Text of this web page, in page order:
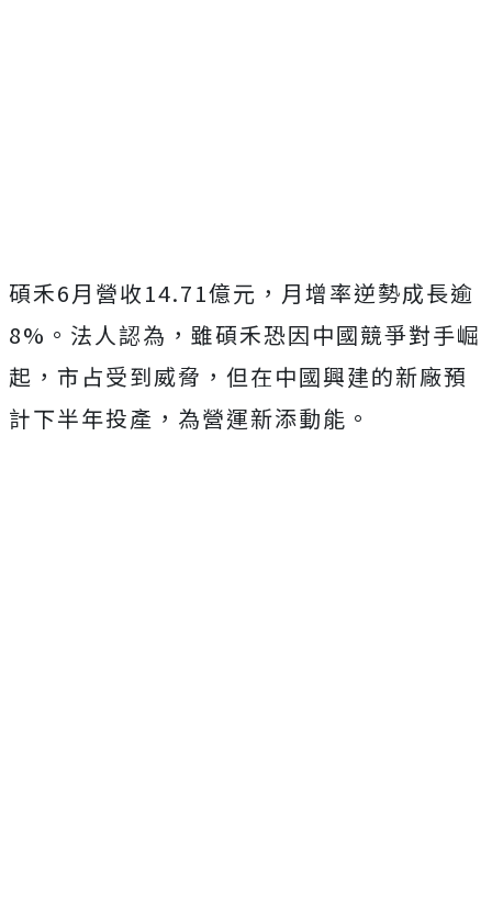
碩禾6月營收14.71億元，月增率逆勢成長逾
8%。法人認為，雖碩禾恐因中國競爭對手崛
起，市占受到威脅，但在中國興建的新廠預
計下半年投產，為營運新添動能。